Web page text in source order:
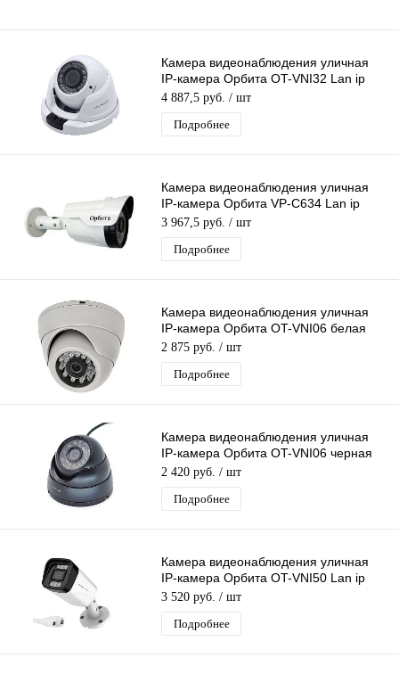
Камера видеонаблюдения уличная
IP-камера Орбита OT-VNI32 Lan ip
камера 5 Mpix 2.8-12 мм
4 887,5 руб. / шт
Подробнее
Камера видеонаблюдения уличная
IP-камера Орбита VP-C634 Lan ip
видеокамера 2 Mpix 3,6мм H.264
металл
3 967,5 руб. / шт
Подробнее
Камера видеонаблюдения уличная
IP-камера Орбита OT-VNI06 белая
Lan видеокамера 4 Mpix 3,6мм
металл
2 875 руб. / шт
Подробнее
Камера видеонаблюдения уличная
IP-камера Орбита OT-VNI06 черная
Lan видеокамера 4 Mpix 3,6мм
металл
2 420 руб. / шт
Подробнее
Камера видеонаблюдения уличная
IP-камера Орбита OT-VNI50 Lan ip
камера 2 Mpix 2,8 мм для дома и др
3 520 руб. / шт
Подробнее